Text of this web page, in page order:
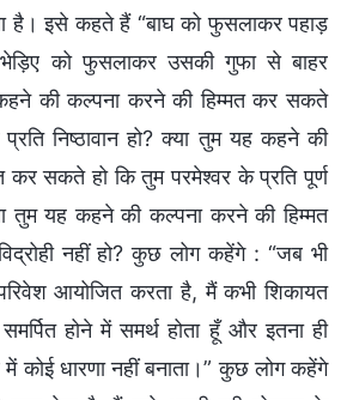
है। इसे कहते हैं “बाघ को फुसलाकर पहाड़
को फुसलाकर उसकी गुफा से बाहर
की कल्पना करने की हिम्मत कर सकते
निष्ठावान हो? क्या तुम यह कहने की
कर सकते हो कि तुम परमेश्वर के प्रति पूर्ण
तुम यह कहने की कल्पना करने की हिम्मत
नहीं हो? कुछ लोग कहेंगे : “जब भी
आयोजित करता है, मैं कभी शिकायत
होने में समर्थ होता हूँ और इतना ही
कोई धारणा नहीं बनाता।” कुछ लोग कहेंगे